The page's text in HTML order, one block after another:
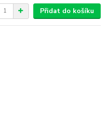
Přidat do košíku